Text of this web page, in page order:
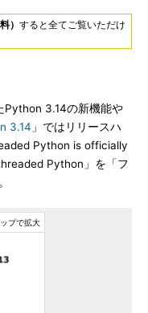
） すると全てご覧いただけ
3.14の新機能や
3.14 」ではリリースハ
Python is officially
Python」を「フ